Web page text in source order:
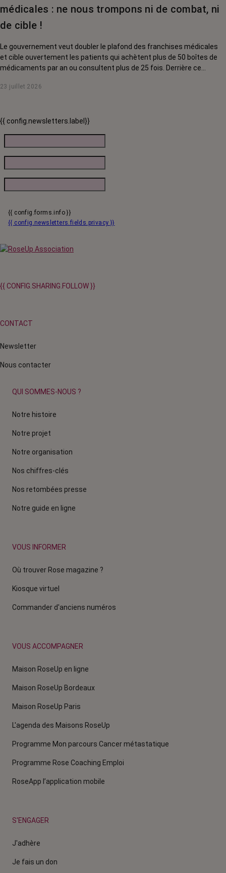
médicales : ne nous trompons ni de combat, ni
de cible !
Le gouvernement veut doubler le plafond des franchises médicales
et cible ouvertement les patients qui achètent plus de 50 boîtes de
médicaments par an ou consultent plus de 25 fois. Derrière ce
chroniques, et en premier lieu les personnes touchées par un cancer,
23 juillet 2026
{{ config.newsletters.label}}
{{ config.forms.info }}
{{ config.newsletters.fields.privacy }}
{{ CONFIG.SHARING.FOLLOW }}
CONTACT
Newsletter
Nous contacter
QUI SOMMES-NOUS ?
Notre histoire
Notre projet
Notre organisation
Nos chiffres-clés
Nos retombées presse
Notre guide en ligne
VOUS INFORMER
Où trouver Rose magazine ?
Kiosque virtuel
Commander d'anciens numéros
VOUS ACCOMPAGNER
Maison RoseUp en ligne
Maison RoseUp Bordeaux
Maison RoseUp Paris
L'agenda des Maisons RoseUp
Programme Mon parcours Cancer métastatique
Programme Rose Coaching Emploi
RoseApp l’application mobile
S'ENGAGER
J'adhère
Je fais un don